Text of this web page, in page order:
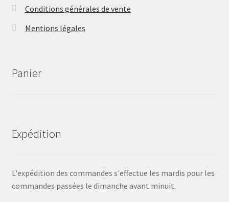
Conditions générales de vente
Mentions légales
Panier
Expédition
L'expédition des commandes s'effectue les mardis pour les
commandes passées le dimanche avant minuit.